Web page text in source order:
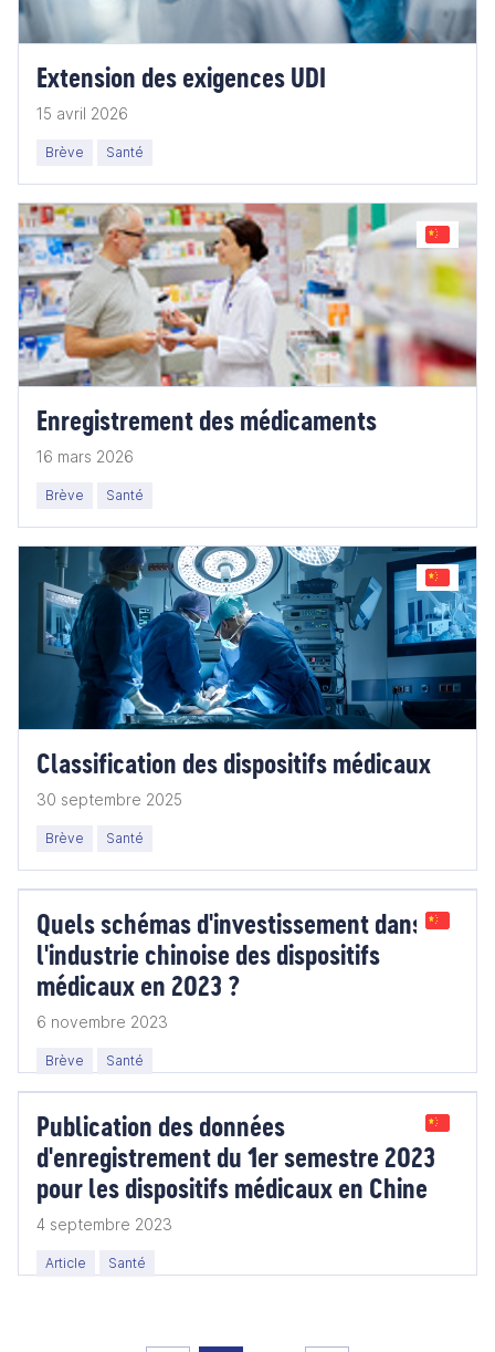
Extension des exigences UDI
15 avril 2026
Brève Santé
Enregistrement des médicaments
16 mars 2026
Brève Santé
Classification des dispositifs médicaux
30 septembre 2025
Brève Santé
Quels schémas d'investissement dans
l'industrie chinoise des dispositifs
médicaux en 2023 ?
6 novembre 2023
Brève Santé
Publication des données
d'enregistrement du 1er semestre 2023
pour les dispositifs médicaux en Chine
4 septembre 2023
Article Santé